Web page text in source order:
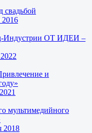
свадьбой
2016
Индустрии ОТ ИДЕИ –
и
мультимедийного
2018